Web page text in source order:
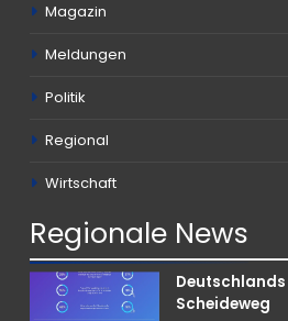
Magazin
Meldungen
Politik
Regional
Wirtschaft
Regionale News
Scheideweg